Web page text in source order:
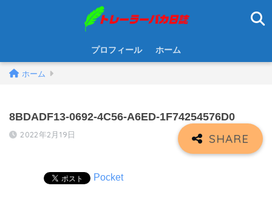
プロフィール ホーム
ホーム
8BDADF13-0692-4C56-A6ED-1F74254576D0
2022年2月19日
Pocket